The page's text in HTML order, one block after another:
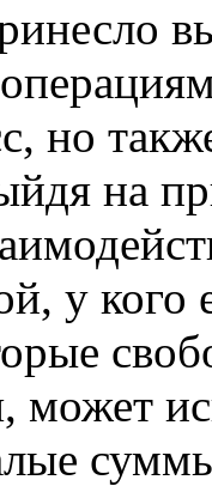
но
на
у кого
может